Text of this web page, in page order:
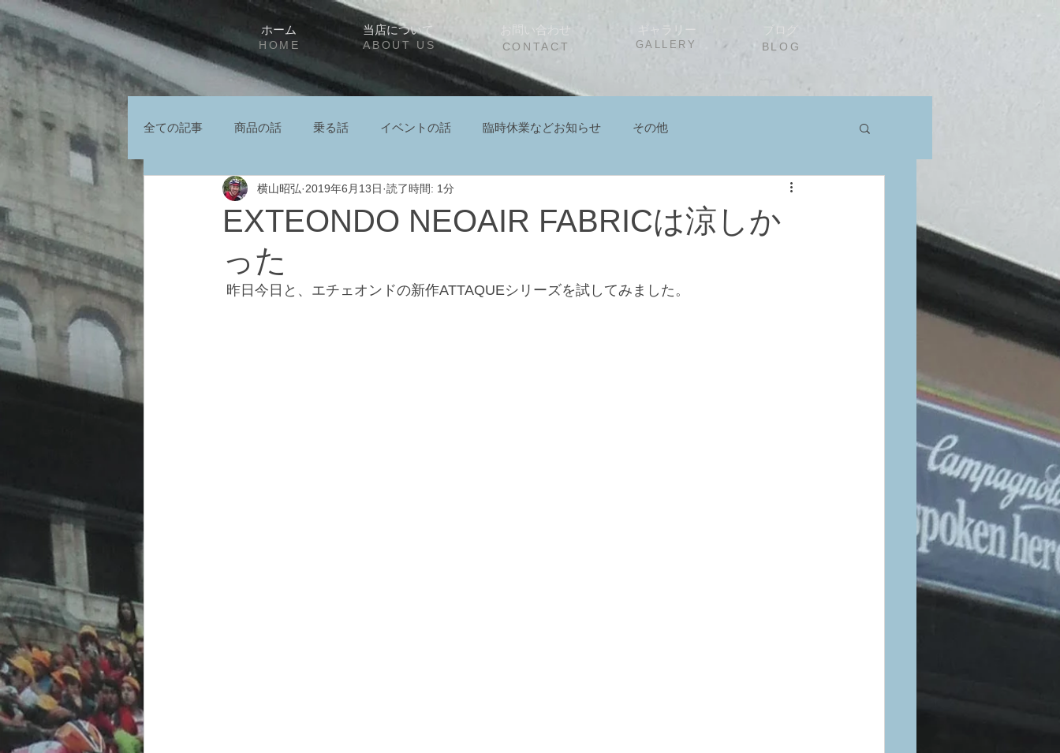
ホーム 当店について お問い合わせ ギャラリー ブログ
HOME ABOUT US GALLERY
CONTACT BLOG
全ての記事 商品の話 乗る話 イベントの話 臨時休業などお知らせ その他
EXTEONDO NEOAIR FABRICは涼しか
った
横山昭弘 2019年6月13日 読了時間: 1分
昨日今日と、エチェオンドの新作ATTAQUEシリーズを試してみました。